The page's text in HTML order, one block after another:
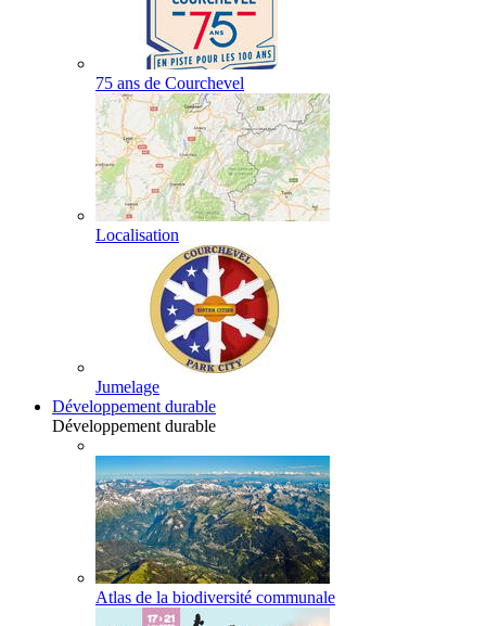
75 ans de Courchevel
Localisation
Jumelage
Développement durable
Développement durable
Atlas de la biodiversité communale